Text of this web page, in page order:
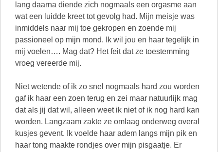
lang daarna diende zich nogmaals een orgasme aan
wat een luidde kreet tot gevolg had. Mijn meisje was
inmiddels naar mij toe gekropen en zoende mij
passioneel op mijn mond. Ik wil jou en haar tegelijk in
mij voelen…. Mag dat? Het feit dat ze toestemming
vroeg vereerde mij.
Niet wetende of ik zo snel nogmaals hard zou worden
gaf ik haar een zoen terug en zei maar natuurlijk mag
dat als jij dat wil, alleen weet ik niet of ik nog hard kan
worden. Langzaam zakte ze omlaag onderweg overal
kusjes gevent. Ik voelde haar adem langs mijn pik en
haar tong maakte rondjes over mijn pisgaatje. Er